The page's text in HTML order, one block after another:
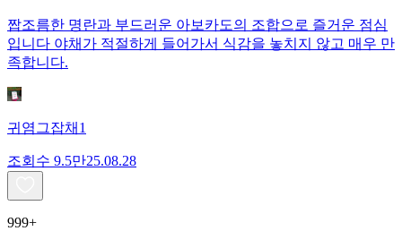
짭조름한 명란과 부드러운 아보카도의 조합으로 즐거운 점심
입니다 야채가 적절하게 들어가서 식감을 놓치지 않고 매우 만
족합니다.
귀염그잡채1
조회수 9.5만25.08.28
999+